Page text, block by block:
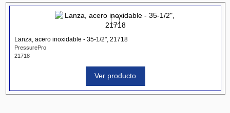
Lanza, acero inoxidable - 35-1/2", 21718
PressurePro
21718
Ver producto